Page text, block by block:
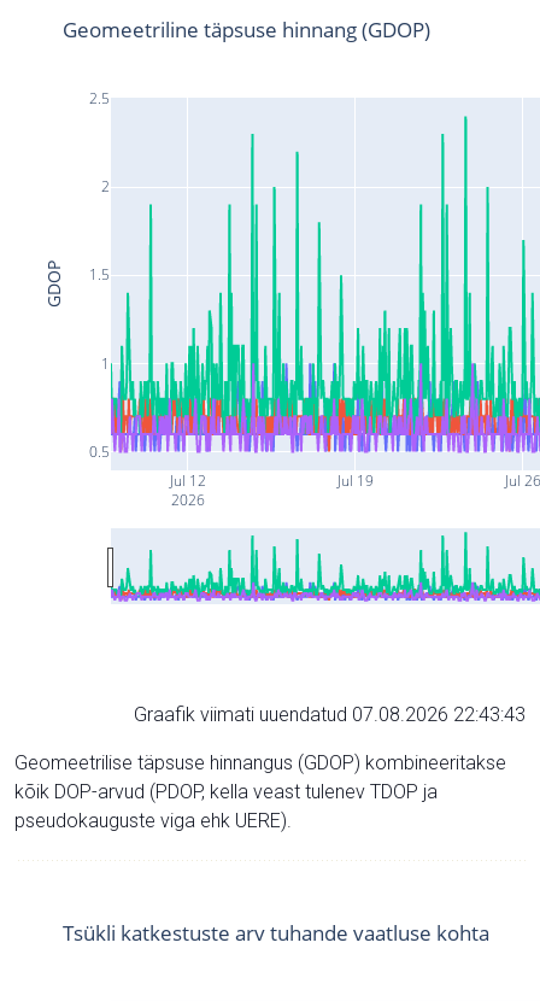
Jul 12
2026
Jul 19 Jul 26
0.5
1
1.5
2
2.5
Geomeetriline täpsuse hinnang (GDOP)
GDOP
Graafik viimati uuendatud 07.08.2026 22:43:43
Geomeetrilise täpsuse hinnangus (GDOP) kombineeritakse
kõik DOP-arvud (PDOP, kella veast tulenev TDOP ja
pseudokauguste viga ehk UERE).
Tsükli katkestuste arv tuhande vaatluse kohta